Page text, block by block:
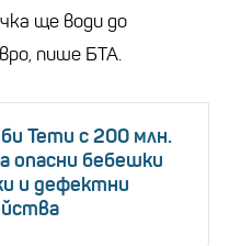
ще води до
пише БТА.
Temu с 200 млн.
опасни бебешки
и дефектни